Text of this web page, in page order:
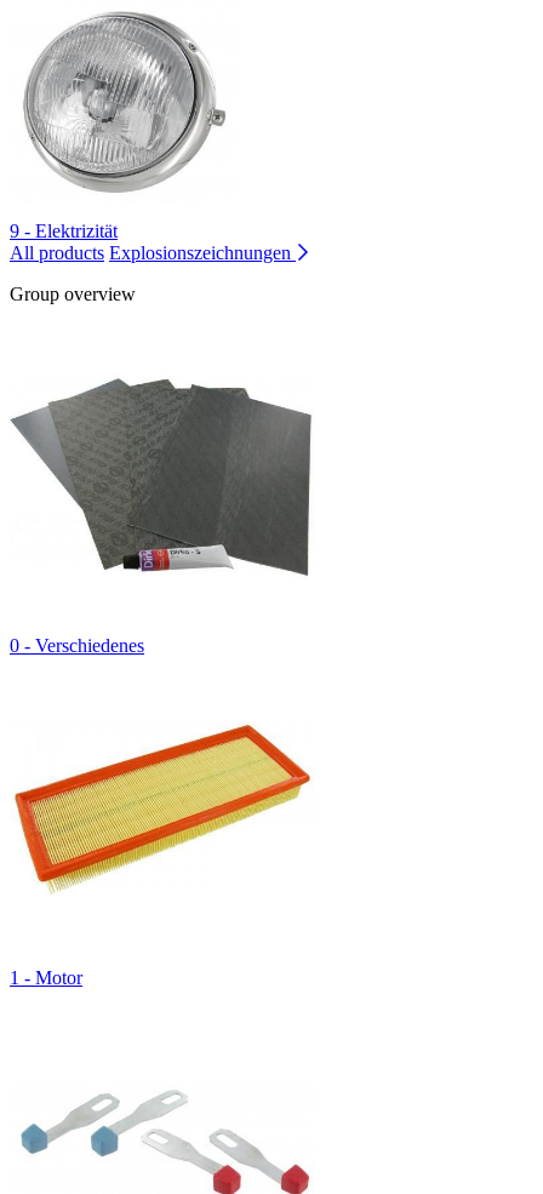
9 - Elektrizität
All products Explosionszeichnungen
Group overview
0 - Verschiedenes
1 - Motor